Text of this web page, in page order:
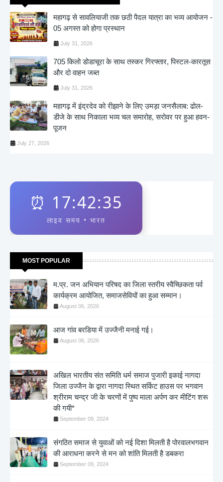
महागढ़ से सावलियाजी तक छठी पैदल यात्रा का भव्य आयोजन -
05 अगस्त को होगा प्रस्थान
July 31, 2026
705 किलो डोडाचूरा के साथ तस्कर गिरफ्तार, पिस्टल-कारतूस
और दो वाहन जब्त
July 31, 2026
महागढ़ में इंद्रदेव को रीझाने के लिए उमड़ा जनसैलाब: ढोल-
डीजे के साथ निकाला भव्य चल समारोह, सरोवर पर हुआ हवन-
पूजन
July 27, 2026
⏰ 17:42:35
लाइव समय • भारत
MOST POPULAR
म.प्र. जन अभियान परिषद का जिला स्तरीय स्वैच्छिकता पर्व
कार्यक्रम आयोजित, समाजसेवियों का हुआ सम्मान।
August 06, 2026
आज गांव बरडिया में उज्जैनी मनाई गई।
August 06, 2026
अखिल भारतीय संत समिति धर्म समाज पुजारी इकाई नागदा
जिला उज्जैन के द्वारा नागदा स्थित सर्किट हाउस पर भगवान
श्रीराम चन्द्र जी के चरणों में पुष्प माला अर्पण कर मीटिंग शरू
की गयी*
September 09, 2024
संगठित समाज से युवाओं को नई दिशा मिलती है पोरवालभगवान
की आराधना करने से मन को शांति मिलती है डबकरा
September 09, 2024